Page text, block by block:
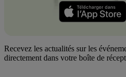
Recevez les actualités sur les
directement dans votre boîte de